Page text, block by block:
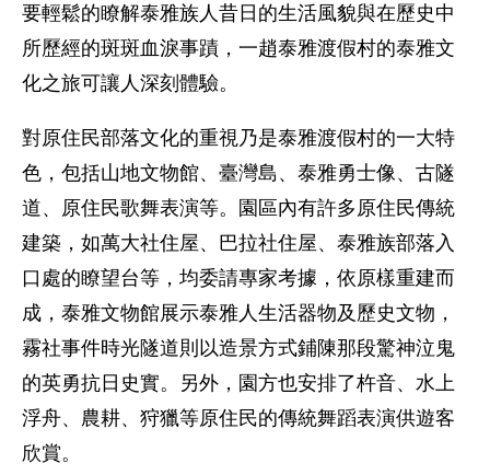
要輕鬆的瞭解泰雅族人昔日的生活風貌與在歷史中
所歷經的斑斑血淚事蹟，一趙泰雅渡假村的泰雅文
化之旅可讓人深刻體驗。
對原住民部落文化的重視乃是泰雅渡假村的一大特
色，包括山地文物館、臺灣島、泰雅勇士像、古隧
道、原住民歌舞表演等。園區內有許多原住民傳統
建築，如萬大社住屋、巴拉社住屋、泰雅族部落入
口處的瞭望台等，均委請專家考據，依原樣重建而
成，泰雅文物館展示泰雅人生活器物及歷史文物，
霧社事件時光隧道則以造景方式鋪陳那段驚神泣鬼
的英勇抗日史實。另外，園方也安排了杵音、水上
浮舟、農耕、狩獵等原住民的傳統舞蹈表演供遊客
欣賞。